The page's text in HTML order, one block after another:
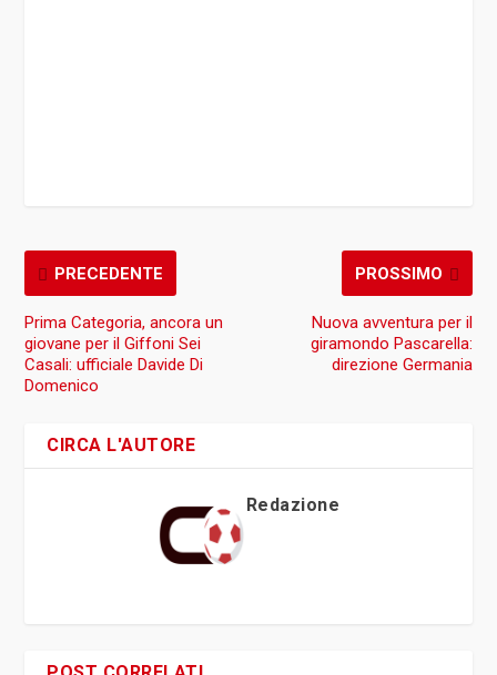
PRECEDENTE
Prima Categoria, ancora un
giovane per il Giffoni Sei
Casali: ufficiale Davide Di
Domenico
PROSSIMO
Nuova avventura per il
giramondo Pascarella:
direzione Germania
CIRCA L'AUTORE
Redazione